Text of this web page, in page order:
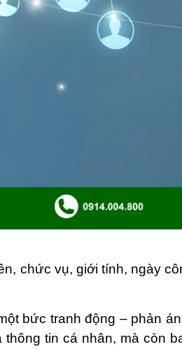
chức vụ, giới tính, ngày
bức tranh động – phản
tin cá nhân, mà còn